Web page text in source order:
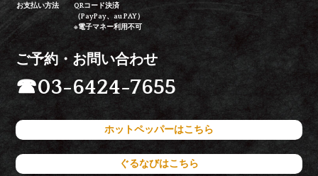
お支払い方法
QRコード決済
（PayPay、au PAY）
※電子マネー利用不可
ご予約・お問い合わせ
☎03-6424-7655
ホットペッパーはこちら
ぐるなびはこちら